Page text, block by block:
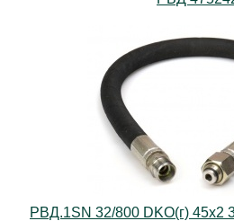
РВД.1SN 32/800 DKO(г) 45х2